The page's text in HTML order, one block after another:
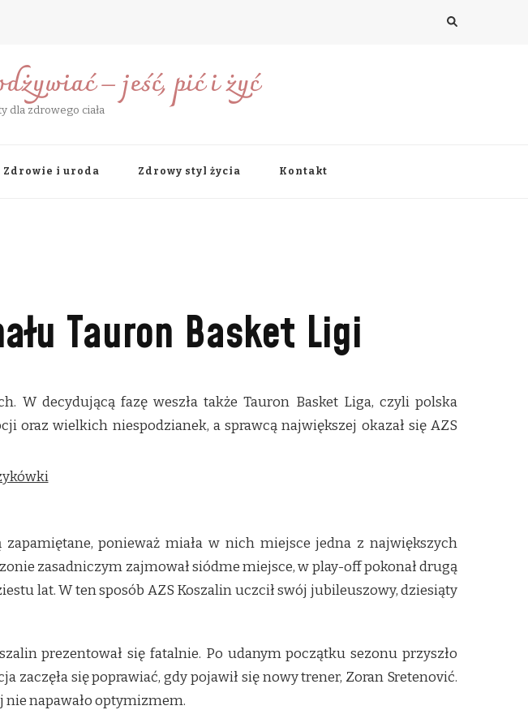
– jeść, pić i żyć
dla zdrowego ciała
Zdrowie i uroda Zdrowy styl życia Kontakt
Tauron Basket Ligi
W decydującą fazę weszła także Tauron Basket Liga, czyli polska
oraz wielkich niespodzianek, a sprawcą największej okazał się AZS
ponieważ miała w nich miejsce jedna z największych
zasadniczym zajmował siódme miejsce, w play-off pokonał drugą
lat. W ten sposób AZS Koszalin uczcił swój jubileuszowy, dziesiąty
prezentował się fatalnie. Po udanym początku sezonu przyszło
zaczęła się poprawiać, gdy pojawił się nowy trener, Zoran Sretenović.
nie napawało optymizmem.